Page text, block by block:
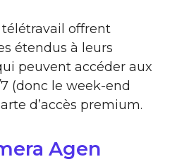
offrent
étendus à leurs
peuvent accéder aux
(donc le week-end
d’accès premium.
Agen